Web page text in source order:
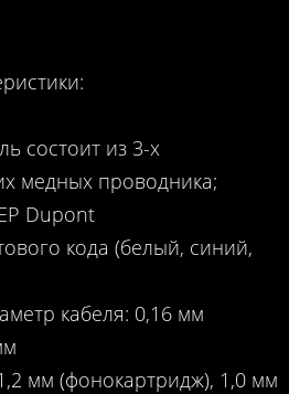
состоит из 3-х
медных проводника;
Dupont
кода (белый, синий,
кабеля: 0,16 мм
мм (фонокартридж), 1,0 мм